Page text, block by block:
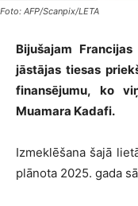
Foto: AFP/Scanpix/LETA
Bijušajam
jāstājas tiesas
finansējumu, ko
Muamara Kadafi.
Izmeklēšana šajā
plānota 2025. gada